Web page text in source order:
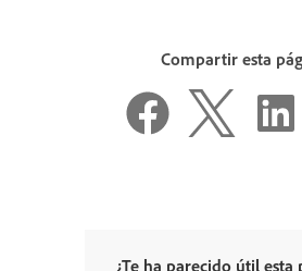
Compartir esta
¿Te ha parecido útil esta